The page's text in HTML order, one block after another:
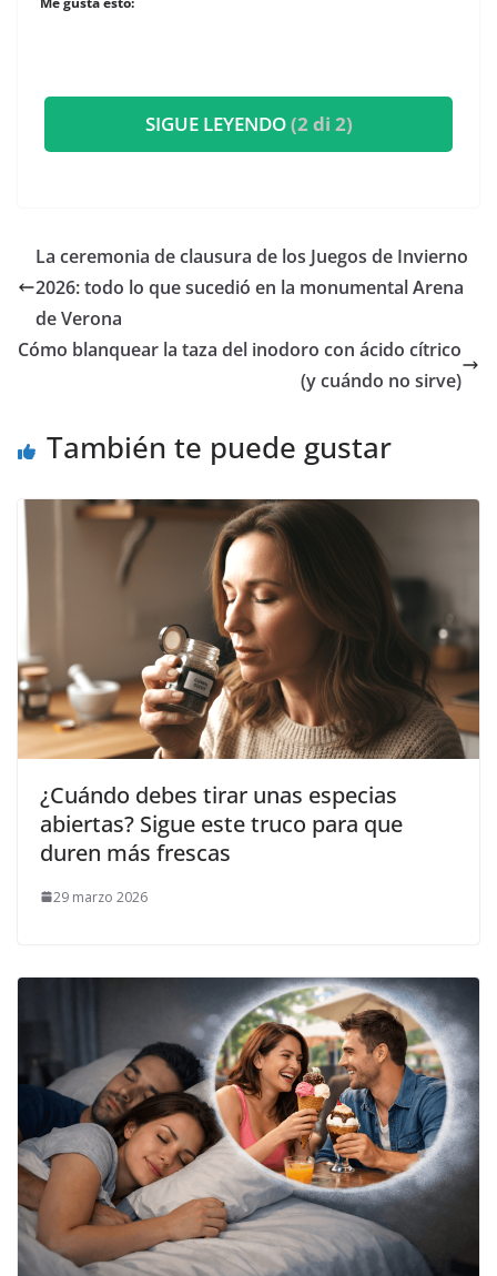
SIGUE LEYENDO(2 di 2)
​La ceremonia de clausura de los Juegos de Invierno
2026: todo lo que sucedió en la monumental Arena
de Verona
Cómo blanquear la taza del inodoro con ácido cítrico
(y cuándo no sirve)
También te puede gustar
¿Cuándo debes tirar unas especias
abiertas? Sigue este truco para que
duren más frescas
29 marzo 2026